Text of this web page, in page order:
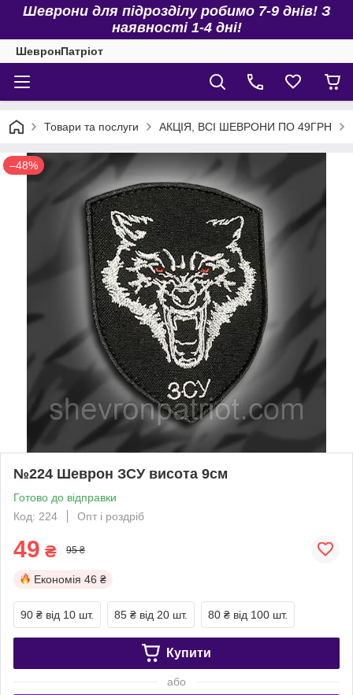
Шеврони для підрозділу робимо 7-9 днів! З
наявності 1-4 дні!
ШевронПатріот
Товари та послуги АКЦІЯ, ВСІ ШЕВРОНИ ПО 49ГРН
–48%
№224 Шеврон ЗСУ висота 9см
Готово до відправки
Код: 224
Опт і роздріб
49 ₴ 95 ₴
Економія 46 ₴
90 ₴ від 10 шт. 85 ₴ від 20 шт. 80 ₴ від 100 шт.
Купити
або